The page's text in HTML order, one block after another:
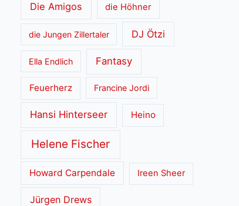
Die Amigos die Höhner
die Jungen Zillertaler DJ Ötzi
Ella Endlich Fantasy
Feuerherz Francine Jordi
Hansi Hinterseer Heino
Helene Fischer
Howard Carpendale Ireen Sheer
Jürgen Drews